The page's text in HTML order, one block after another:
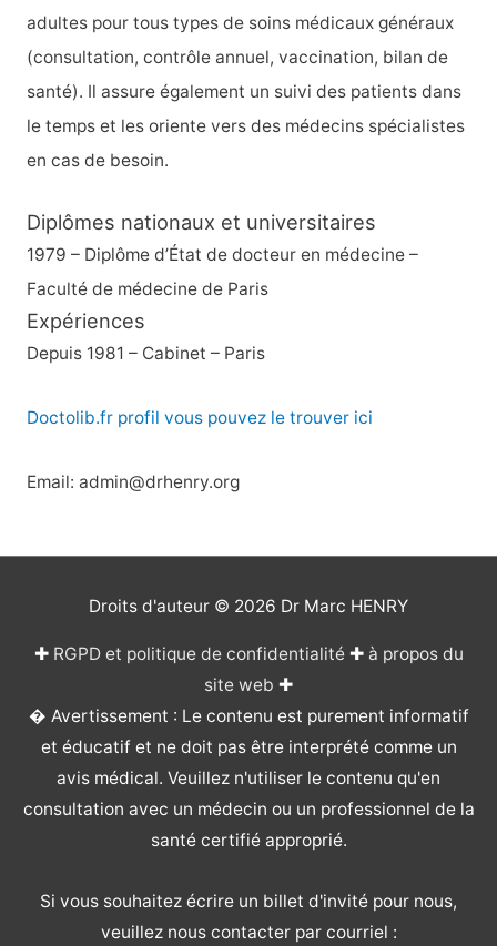
e
r
:
adultes pour tous types de soins médicaux généraux
(consultation, contrôle annuel, vaccination, bilan de
santé). Il assure également un suivi des patients dans
le temps et les oriente vers des médecins spécialistes
en cas de besoin.
Diplômes nationaux et universitaires
1979 – Diplôme d’État de docteur en médecine –
Faculté de médecine de Paris
Expériences
Depuis 1981 – Cabinet – Paris
Doctolib.fr profil vous pouvez le trouver ici
Email: admin@drhenry.org
Droits d'auteur © 2026 Dr Marc HENRY
✚ RGPD et politique de confidentialité✚ à propos du
site web ✚
� Avertissement : Le contenu est purement informatif
et éducatif et ne doit pas être interprété comme un
avis médical. Veuillez n'utiliser le contenu qu'en
consultation avec un médecin ou un professionnel de la
santé certifié approprié.
Si vous souhaitez écrire un billet d'invité pour nous,
veuillez nous contacter par courriel :